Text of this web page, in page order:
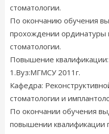
стоматологии.
По окончанию обучения
прохождении ординатуры
стоматологии.
Повышение квалификации:
1.Вуз:МГМСУ 2011г.
Кафедра:
стоматологии и
По окончании обучения
повышении квалификации